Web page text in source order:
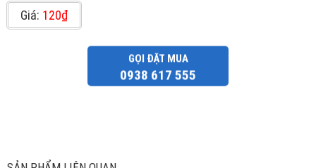
Giá: 120₫
GỌI ĐẶT MUA
0938 617 555